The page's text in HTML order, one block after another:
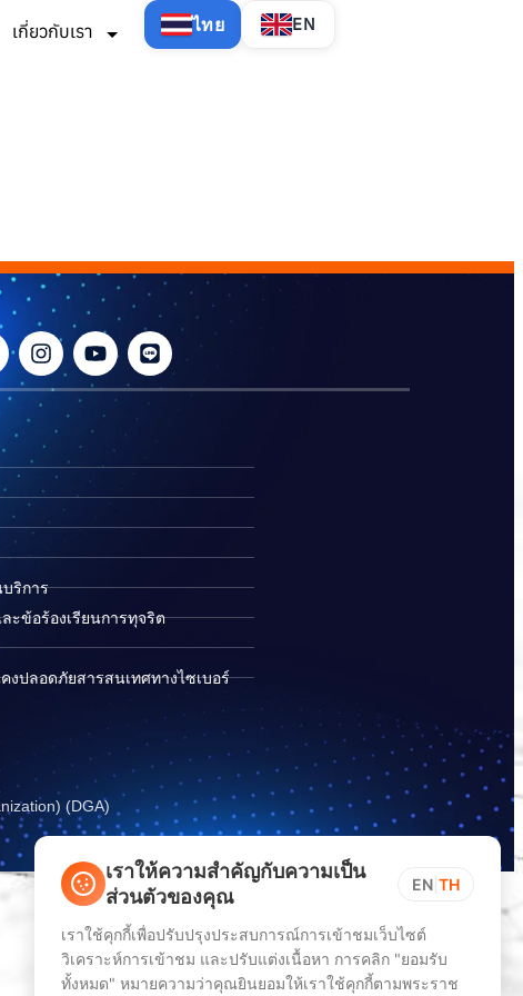
เกี่ยวกับเรา ไทย EN
บริการ
ะข้อร้องเรียนการทุจริต
งปลอดภัยสารสนเทศทางไซเบอร์
(DGA)
เราให้ความสำคัญกับความเป็น
ส่วนตัวของคุณ
EN TH
เราใช้คุกกี้เพื่อปรับปรุงประสบการณ์การเข้าชมเว็บไซต์
วิเคราะห์การเข้าชม และปรับแต่งเนื้อหา การคลิก "ยอมรับ
ทั้งหมด" หมายความว่าคุณยินยอมให้เราใช้คุกกี้ตามพระราช